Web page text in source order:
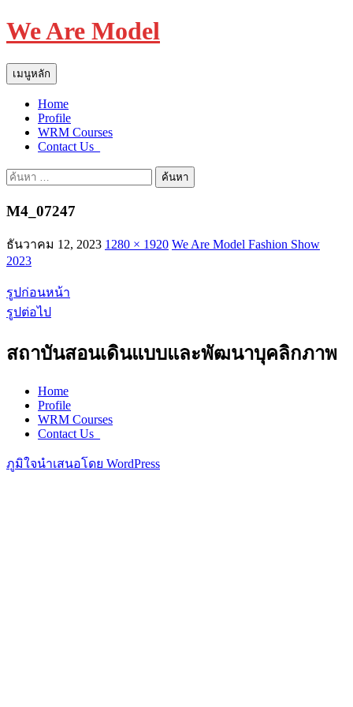
We Are Model
ค้นหา
เมนูหลัก
ยัง
เนื้อหา
Home
Profile
WRM Courses
Contact Us_
ค้นหา
M4_07247
ธันวาคม 12, 2023 1280 × 1920 We Are Model Fashion Show
2023
รูปก่อนหน้า
รูปต่อไป
สถาบันสอนเดินแบบและพัฒนาบุคลิกภาพ
Home
Profile
WRM Courses
Contact Us_
ภูมิใจนำเสนอโดย WordPress